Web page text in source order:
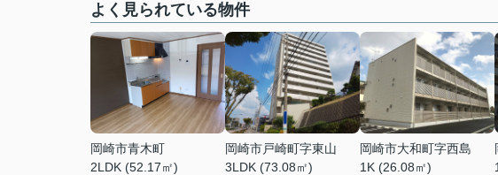
よく見られている物件
岡崎市青木町
2LDK (52.17㎡)
岡崎市戸崎町字東山
3LDK (73.08㎡)
岡崎市大和町字西島
1K (26.08㎡)